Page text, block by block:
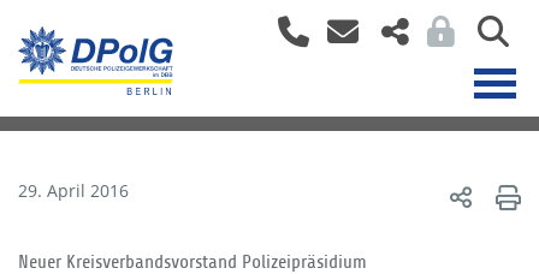
29. April 2016
Neuer Kreisverbandsvorstand Polizeipräsidium